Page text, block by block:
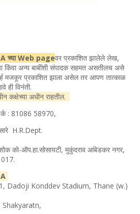
च्या Web pageवर प्रकाशित झालेले लेख,
किंवा अन्य बाबींशी संपादक सहमत असतीलच असे
मजकूर प्रकाशित झाला असेल तर आपण तात्काळ
ही विनंती.
कक्षेच्या अधीन राहतील.
: 81086 58970,
H.R.Dept.
को-ऑप.हा.सोसायटी, मुकुंदराव आंबेडकर नगर,
Dadoji Konddev Stadium, Thane (w.)
Shakyaratn,